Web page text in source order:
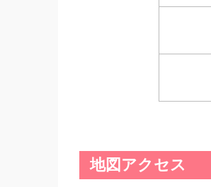
地図アクセス